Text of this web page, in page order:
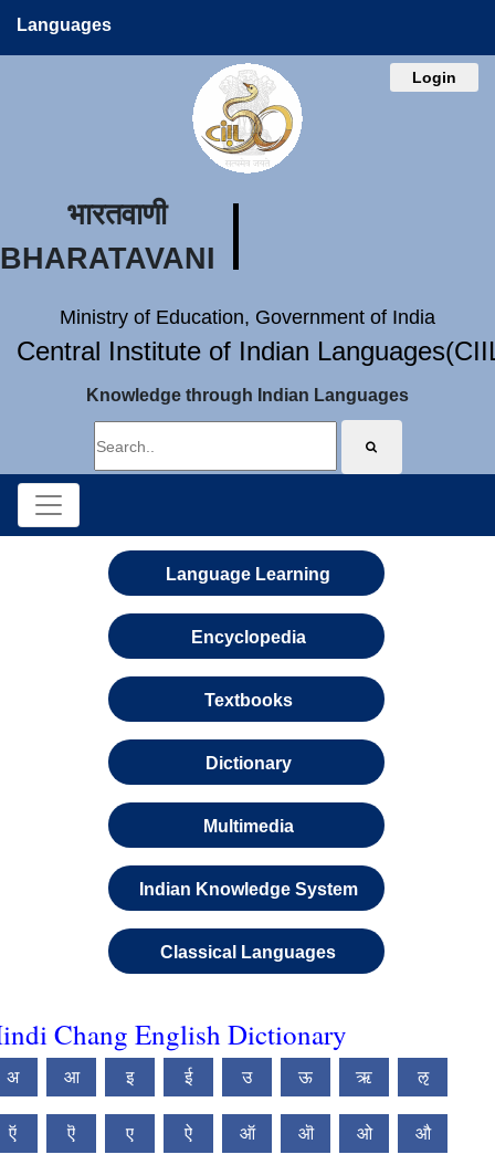
Languages
Login
भारतवाणी
BHARATAVANI
Ministry of Education, Government of India
Central Institute of Indian
Knowledge through Indian Languages
Language Learning
Encyclopedia
Textbooks
Dictionary
Multimedia
Indian Knowledge System
Classical Languages
Chang English Dictionary
अ आ इ ई उ ऊ ऋ ऌ
ऍ ऎ ए ऐ ऑ ऒ ओ औ